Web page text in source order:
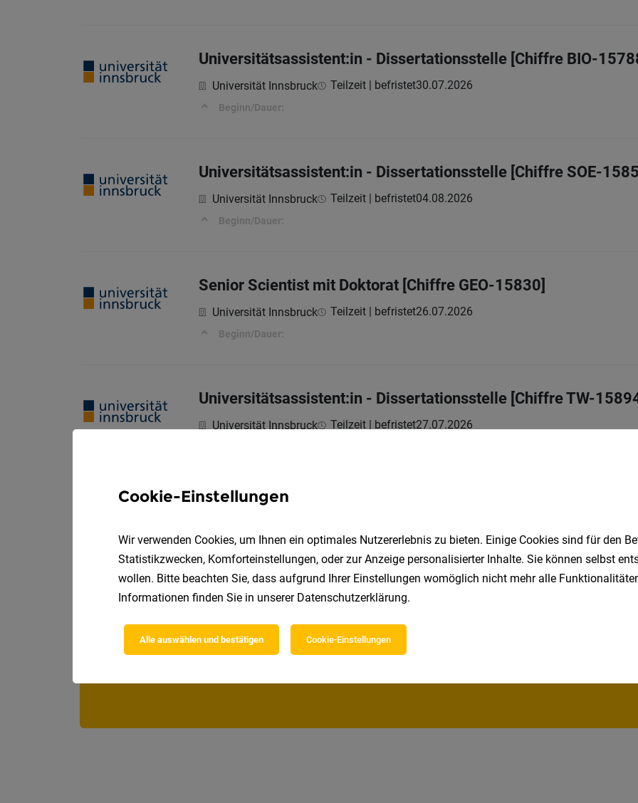
Universitätsassistent:in - Dissertationsstelle [Chiffre BIO-
Universität Innsbruck Teilzeit | befristet30.07.2026
Beginn/Dauer:
Universitätsassistent:in - Dissertationsstelle [Chiffre SOE-
Universität Innsbruck Teilzeit | befristet04.08.2026
Beginn/Dauer:
Senior Scientist mit Doktorat [Chiffre GEO-15830]
Universität Innsbruck Teilzeit | befristet26.07.2026
Beginn/Dauer:
Universitätsassistent:in - Dissertationsstelle [Chiffre TW-
Universität Innsbruck Teilzeit | befristet27.07.2026
Speichere deine Suche als
Cookie-Einstellungen
Wir verwenden Cookies, um Ihnen ein optimales Nutzererlebnis zu bieten. Einige Cookies sind für den
Statistikzwecken, Komforteinstellungen, oder zur Anzeige personalisierter Inhalte. Sie können selbst
wollen. Bitte beachten Sie, dass aufgrund Ihrer Einstellungen womöglich nicht mehr alle
Informationen finden Sie in unserer Datenschutzerklärung.
Alle auswählen und bestätigen Cookie-Einstellungen